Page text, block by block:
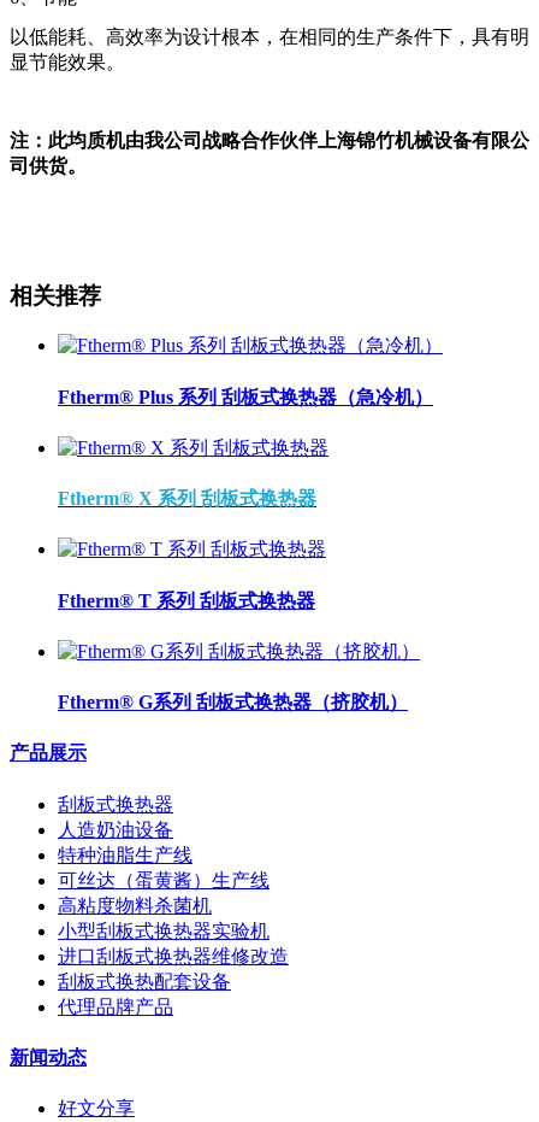
以低能耗、高效率为设计根本，在相同的生产条件下，具有明
显节能效果。
注：此均质机由我公司战略合作伙伴上海锦竹机械设备有限公
司供货。
相关推荐
Ftherm® Plus 系列 刮板式换热器（急冷机）
Ftherm® X 系列 刮板式换热器
Ftherm® T 系列 刮板式换热器
Ftherm® G系列 刮板式换热器（挤胶机）
产品展示
刮板式换热器
人造奶油设备
特种油脂生产线
可丝达（蛋黄酱）生产线
高粘度物料杀菌机
小型刮板式换热器实验机
进口刮板式换热器维修改造
刮板式换热配套设备
代理品牌产品
新闻动态
好文分享